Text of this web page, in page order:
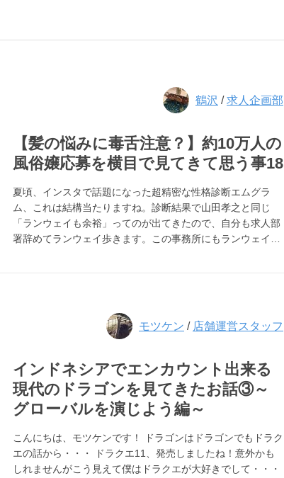
鶴沢 /求人企画部
【髪の悩みに毒舌注意？】約10万人の
風俗嬢応募を横目で見てきて思う事18
夏頃、インスタで話題になった超精密な性格診断エムグラ
ム、これは結構当たりますね。診断結果で山田孝之と同じ
「ランウェイも余裕」ってのが出てきたので、自分も求人部
署辞めてランウェイ歩きます。この事務所にもランウェイ…
モツケン / 店舗運営スタッフ
インドネシアでエンカウント出来る
現代のドラゴンを見てきたお話③～
グローバルを演じよう編～
こんにちは、モツケンです！ ドラゴンはドラゴンでもドラク
エの話から・・・ ドラクエ11、発売しましたね！意外かも
しれませんがこう見えて僕はドラクエが大好きでして・・・